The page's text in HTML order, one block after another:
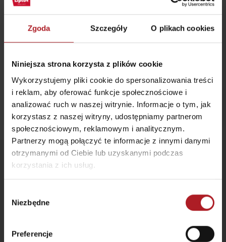
Zgoda Szczegóły O plikach cookies
Niniejsza strona korzysta z plików cookie
Wykorzystujemy pliki cookie do spersonalizowania treści
i reklam, aby oferować funkcje społecznościowe i
analizować ruch w naszej witrynie. Informacje o tym, jak
korzystasz z naszej witryny, udostępniamy partnerom
społecznościowym, reklamowym i analitycznym.
Partnerzy mogą połączyć te informacje z innymi danymi
otrzymanymi od Ciebie lub uzyskanymi podczas
korzystania z ich usług.
zgody
Niezbędne
Preferencje
Znajdują się one na terenie Tatrzańskiego Parku Narodowego (Tatry
Narodowego Wielka Fatra i Góry Choczańskie.
Całkowita długość oznakowanych szlaków na Słowacji to ponad 14
Zostań na Liptowie! Szukaj noclegu